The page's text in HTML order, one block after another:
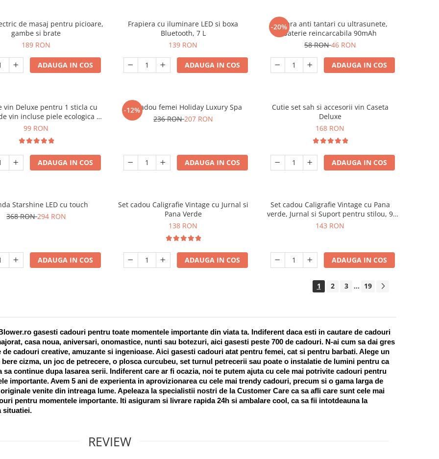
de masaj pentru picioare,
gambe si brate
189 RON
ADAUGA IN COS
Frapiera cu iluminare LED si boxa
Bluetooth, 7 L
139 RON
ADAUGA IN COS
-20%
Bratara anti tantari cu ultrasunete,
baterie reincarcabila 90mAh
58 RON46 RON
ADAUGA IN COS
vin Deluxe pentru 1 sticla cu
vin incluse piele ecologica de
crocodil
99 RON
ADAUGA IN COS
-12%
Set cadou femei Holiday Luxury Spa
236 RON207 RON
ADAUGA IN COS
Cutie set sah si accesorii vin Caseta
Deluxe
168 RON
ADAUGA IN COS
Starshine LED cu touch
368 RON294 RON
ADAUGA IN COS
Set cadou Caligrafie Vintage cu Jurnal si
Pana Verde
138 RON
ADAUGA IN COS
Set cadou Caligrafie Vintage cu Pana
verde, Jurnal si Suport pentru stilou, 9
piese
143 RON
ADAUGA IN COS
1 2 3 ... 19
gasesti cadouri pentru toate momentele importante din viata ta. Indiferent daca esti in cautare de cadouri
casa noua, aniversari, onomastice, nunti sau botezuri, aici gasesti peste 700 de cadouri. N-ai cum sa dai gres
de cadouri creative, amuzante si ingenioase. Aici gasesti cadouri atat pentru femei, cat si pentru barbati. Alege un
bere cizma, un joc de petrecere, o plosca curcubeu, set turnul petrecerii sau poate o instalatie de lumini pentru ca
sa continue dupa lasarea serii. Indiferent care ar fi ocazia, noi te putem ajuta cu cele mai potrivite cadouri pentru
importante. Avem 5 ani de experienta in aprovizionarea cu cele mai trendy cadouri, precum si o gama larga de
venite din intreaga lume. Apeleaza la specialistii nostri de la Customer Care ca sa afli care sunt cele mai
pentru momentele importante. Iti asiguram si livrare rapida 24h si ambalare cool, ca sa fii intotdeauna la
situatiei.
REVIEW